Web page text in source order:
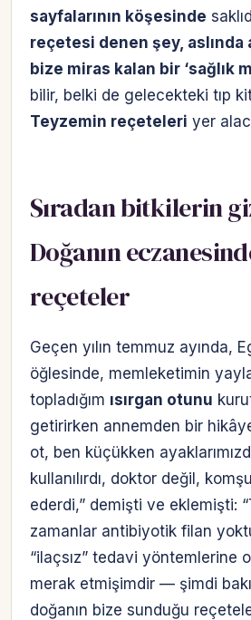
sayfalarının köşesinde
reçetesi denen şey, aslında
bize miras kalan bir ‘sağlık
bilir, belki de gelecekteki tıp
Teyzemin reçeteleri yer
Sıradan bitkilerin
Doğanın
reçeteler
Geçen yılın temmuz ayında,
öğlesinde, memleketimin
topladığım ısırgan otunu
getirirken annemden bir
ot, ben küçükken
kullanılırdı, doktor değil,
ederdi,” demişti ve eklemişti:
zamanlar antibiyotik filan
“ilaçsız” tedavi yöntemlerine
merak etmişimdir — şimdi
doğanın bize sunduğu